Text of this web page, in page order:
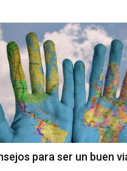
para ser un buen